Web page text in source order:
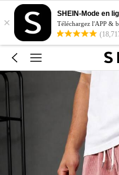
×
SHEIN-Mode en
Téléchargez l'APP &